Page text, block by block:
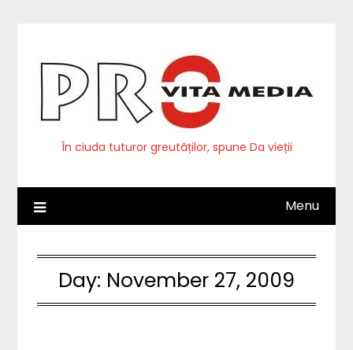
În ciuda tuturor greutăților, spune Da vieții
Menu
Day: November 27, 2009